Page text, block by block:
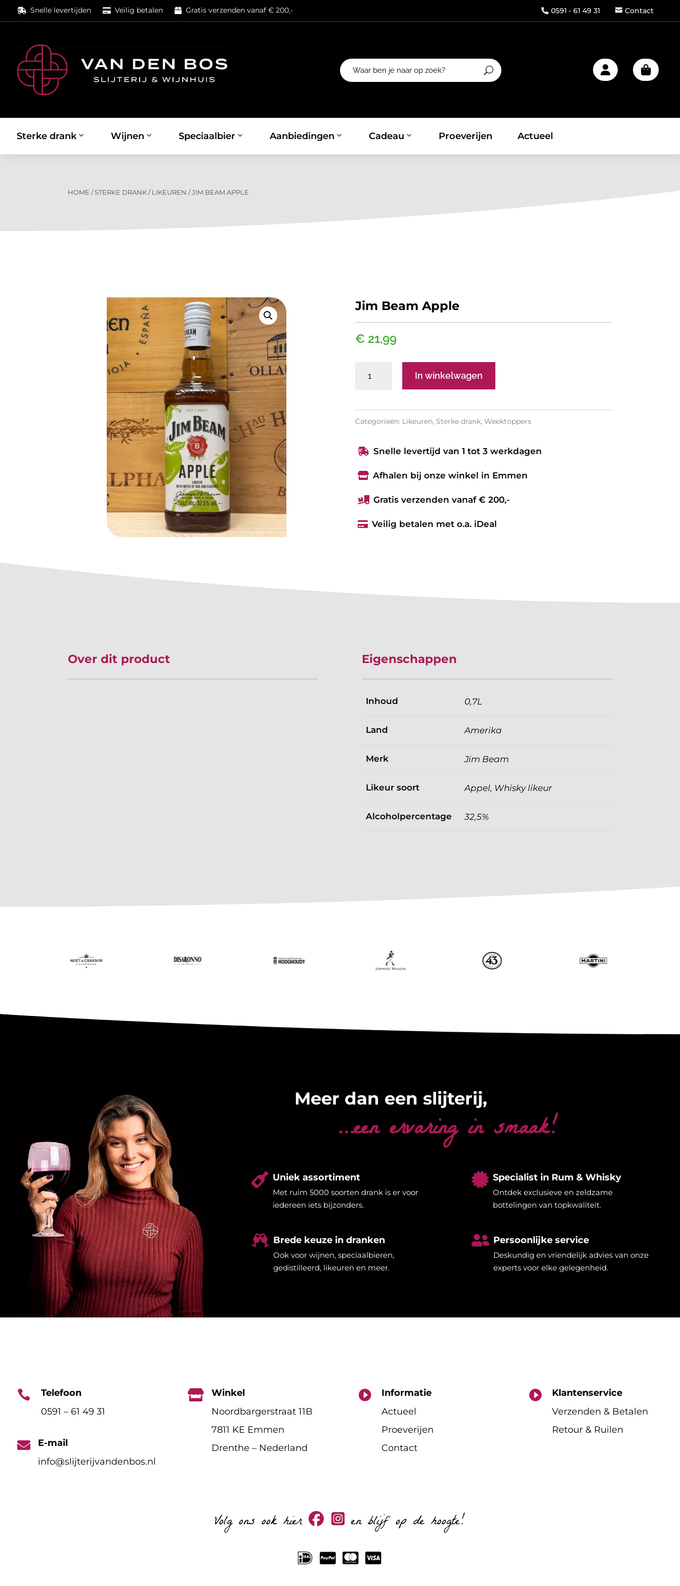
 Snelle levertijden  Veilig betalen  Gratis verzenden vanaf € 200,-  0591 - 61 49 31  Contact

Sterke drank Wijnen Speciaalbier Aanbiedingen Cadeau Proeverijen Actueel
HOME /STERKE DRANK / LIKEUREN /JIM BEAM APPLE
Jim Beam Apple
€ 21,99
aantal
In winkelwagen
Categorieën: Likeuren, Sterke drank, Weektoppers
 Snelle levertijd van 1 tot 3 werkdagen
 Afhalen bij onze winkel in Emmen
 Gratis verzenden vanaf € 200,-
 Veilig betalen met o.a. iDeal
Over dit product Eigenschappen
Inhoud 0,7L
Land Amerika
Merk Jim Beam
Likeur soort Appel, Whisky likeur
Alcoholpercentage 32,5%
Meer dan een slijterij,
…een ervaring in smaak!
 Uniek assortiment
Met ruim 5000 soorten drank is er voor
iedereen iets bijzonders.
 Specialist in Rum & Whisky
Ontdek exclusieve en zeldzame
bottelingen van topkwaliteit.
 Brede keuze in dranken
Ook voor wijnen, speciaalbieren,
gedistilleerd, likeuren en meer.
 Persoonlijke service
Deskundig en vriendelijk advies van onze
experts voor elke gelegenheid.

Telefoon
0591 – 61 49 31

E-mail
info@slijterijvandenbos.nl

Winkel
Noordbargerstraat 11B
7811 KE Emmen
Drenthe – Nederland

Informatie
Actueel
Proeverijen
Contact

Klantenservice
Verzenden & Betalen
Retour & Ruilen
Volg ons ook hier en blijf op de hoogte!